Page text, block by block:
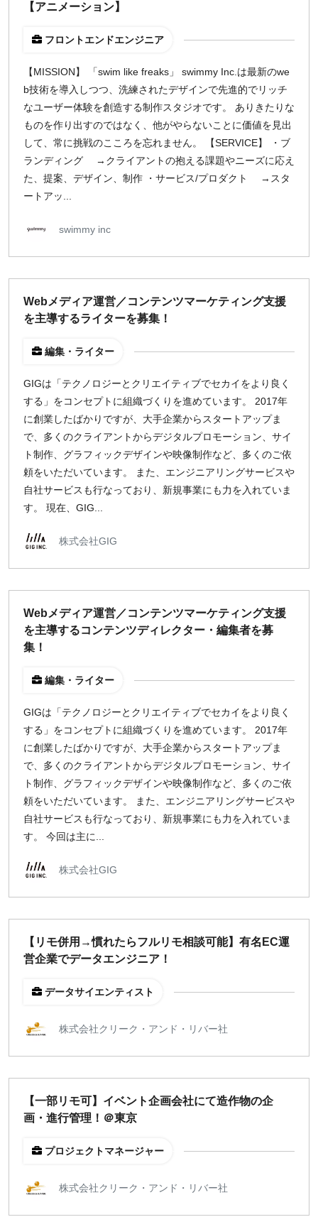
【アニメーション】
フロントエンドエンジニア
【MISSION】 「swim like freaks」 swimmy Inc.は最新のwe
b技術を導入しつつ、洗練されたデザインで先進的でリッチ
なユーザー体験を創造する制作スタジオです。 ありきたりな
ものを作り出すのではなく、他がやらないことに価値を見出
して、常に挑戦のこころを忘れません。 【SERVICE】 ・ブ
ランディング →クライアントの抱える課題やニーズに応え
た、提案、デザイン、制作 ・サービス/プロダクト →スタ
ートアッ...
swimmy inc
Webメディア運営／コンテンツマーケティング支援
を主導するライターを募集！
編集・ライター
GIGは「テクノロジーとクリエイティブでセカイをより良く
する」をコンセプトに組織づくりを進めています。 2017年
に創業したばかりですが、大手企業からスタートアップま
で、多くのクライアントからデジタルプロモーション、サイ
ト制作、グラフィックデザインや映像制作など、多くのご依
頼をいただいています。 また、エンジニアリングサービスや
自社サービスも行なっており、新規事業にも力を入れていま
す。 現在、GIG...
株式会社GIG
Webメディア運営／コンテンツマーケティング支援
を主導するコンテンツディレクター・編集者を募
集！
編集・ライター
GIGは「テクノロジーとクリエイティブでセカイをより良く
する」をコンセプトに組織づくりを進めています。 2017年
に創業したばかりですが、大手企業からスタートアップま
で、多くのクライアントからデジタルプロモーション、サイ
ト制作、グラフィックデザインや映像制作など、多くのご依
頼をいただいています。 また、エンジニアリングサービスや
自社サービスも行なっており、新規事業にも力を入れていま
す。 今回は主に...
株式会社GIG
【リモ併用→慣れたらフルリモ相談可能】有名EC運
営企業でデータエンジニア！
データサイエンティスト
株式会社クリーク・アンド・リバー社
【一部リモ可】イベント企画会社にて造作物の企
画・進行管理！＠東京
プロジェクトマネージャー
株式会社クリーク・アンド・リバー社